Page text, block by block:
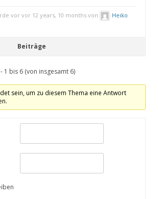
vor vor 12 years, 10 months von
Heiko
Beiträge
1 bis 6 (von insgesamt 6)
sein, um zu diesem Thema eine Antwort